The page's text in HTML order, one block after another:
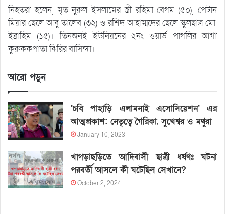
নিহতরা হলেন, মৃত নুরুল ইসলামের স্ত্রী রহিমা বেগম (৫০), পেটান
মিয়ার ছেলে আবু তালেব (৩২) ও রশিদ আহাম্মদের ছেলে স্কুলছাত্র মো.
ইব্রাহিম (১৫)। তিনজনই ইউনিয়নের ২নং ওয়ার্ড পাগলির আগা
কুরুককপাতা ঝিরির বাসিন্দা।
আরো পড়ুন
‘চবি পাহাড়ি এলামনাই এসোসিয়েশন’ এর
আত্মপ্রকাশ: নেতৃত্বে গৈরিকা, সুখেশ্বর ও মথুরা
January 10, 2023
খাগড়াছড়িতে আদিবাসী ছাত্রী ধর্ষণঃ ঘটনা
পরবর্তী আসলে কী ঘটেছিল সেখানে?
October 2, 2024